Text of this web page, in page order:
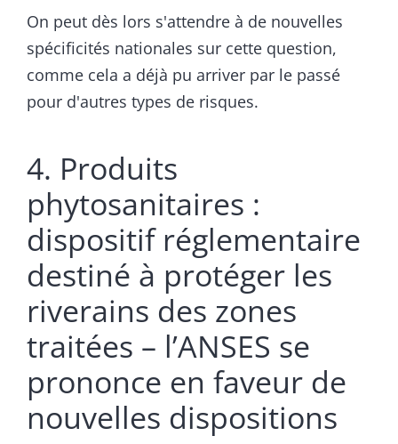
On peut dès lors s'attendre à de nouvelles
spécificités nationales sur cette question,
comme cela a déjà pu arriver par le passé
pour d'autres types de risques.
4. Produits
phytosanitaires :
dispositif réglementaire
destiné à protéger les
riverains des zones
traitées – l’ANSES se
prononce en faveur de
nouvelles dispositions